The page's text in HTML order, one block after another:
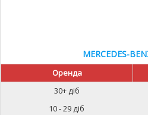
MERCEDES-
Оренда
30+ діб
10 - 29 діб